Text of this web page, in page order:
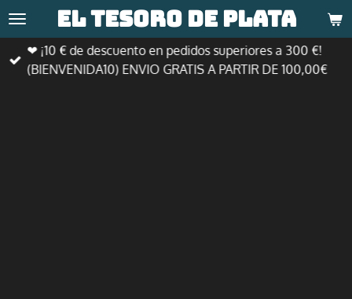
Ir
al
contenido
principal
El tesoro de plata
❤ ¡10 € de descuento en pedidos superiores a 300 €!
(BIENVENIDA10) ENVIO GRATIS A PARTIR DE 100,00€